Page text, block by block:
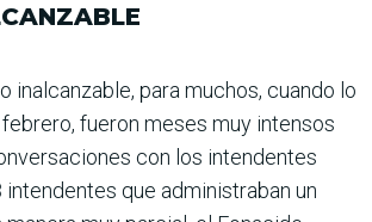
inalcan­zable, para muchos, cuando lo
fueron meses muy intensos
con los intendentes
que administraban un